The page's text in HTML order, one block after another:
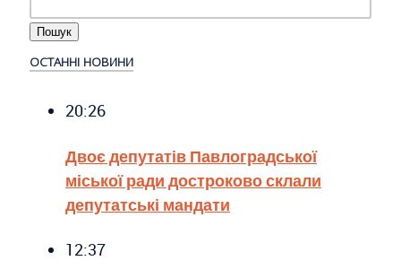
ОСТАННІ НОВИНИ
20:26
Двоє депутатів Павлоградської
міської ради достроково склали
депутатські мандати
12:37